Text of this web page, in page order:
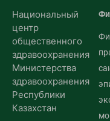
Национальный
центр
общественного
здравоохранения
Министерства
здравоохранения
Республики
Казахстан